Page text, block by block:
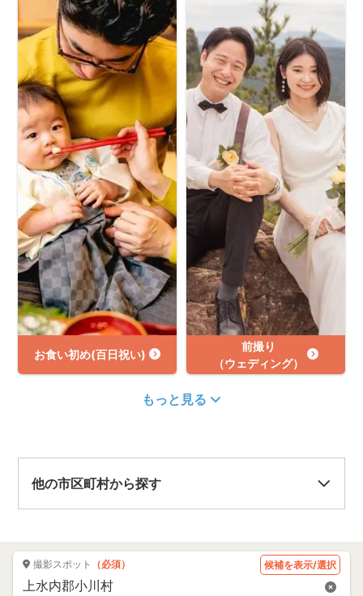
お食い初め(百日祝い)
前撮り
（ウェディング）
もっと見る
他の市区町村から探す
撮影スポット （必須） 候補を表示/選択